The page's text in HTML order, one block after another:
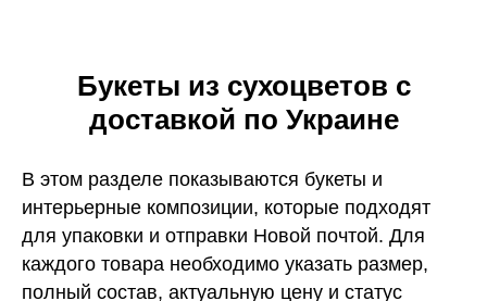
Букеты из сухоцветов с
доставкой по Украине
В этом разделе показываются букеты и
интерьерные композиции, которые подходят
для упаковки и отправки Новой почтой. Для
каждого товара необходимо указать размер,
полный состав, актуальную цену и статус